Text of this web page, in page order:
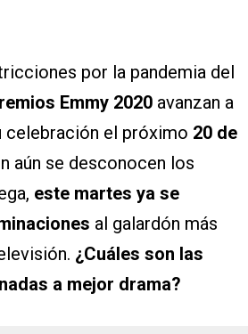
por la pandemia del
Emmy 2020 avanzan a
celebración el próximo 20 de
aún se desconocen los
este martes ya se
al galardón más
¿Cuáles son las
a mejor drama?